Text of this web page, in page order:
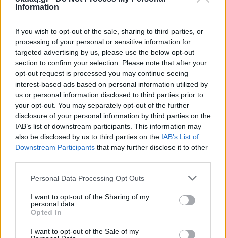
Information
If you wish to opt-out of the sale, sharing to third parties, or
processing of your personal or sensitive information for
targeted advertising by us, please use the below opt-out
section to confirm your selection. Please note that after your
opt-out request is processed you may continue seeing
interest-based ads based on personal information utilized by
us or personal information disclosed to third parties prior to
your opt-out. You may separately opt-out of the further
disclosure of your personal information by third parties on the
IAB’s list of downstream participants. This information may
also be disclosed by us to third parties on the IAB’s List of
Downstream Participants that may further disclose it to other
Personal Data Processing Opt Outs
I want to opt-out of the Sharing of my
personal data.
Opted In
I want to opt-out of the Sale of my
Χίλντα Παπαδημητρίου: «Με ενδιαφέρει η
05.06.26
Η συγγραφέας συζητάει με τον Θανάση Μήνα για το νέο της
αστυνομικό μυθιστόρημα με τίτλο "Κομπολόι στο χώμα".
Συνεντεύξεις